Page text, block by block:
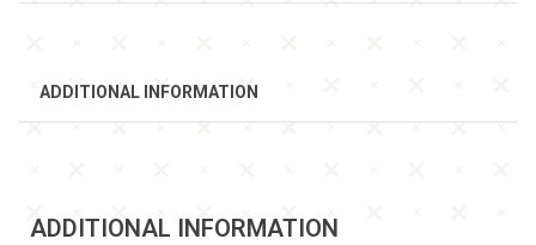
ADDITIONAL INFORMATION
ADDITIONAL INFORMATION